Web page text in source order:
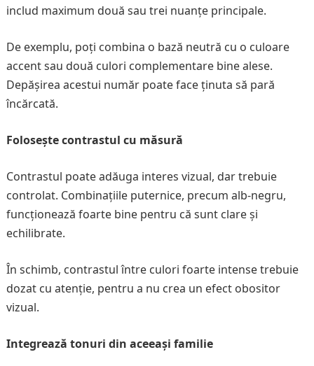
includ maximum două sau trei nuanțe principale.
De exemplu, poți combina o bază neutră cu o culoare
accent sau două culori complementare bine alese.
Depășirea acestui număr poate face ținuta să pară
încărcată.
Folosește contrastul cu măsură
Contrastul poate adăuga interes vizual, dar trebuie
controlat. Combinațiile puternice, precum alb-negru,
funcționează foarte bine pentru că sunt clare și
echilibrate.
În schimb, contrastul între culori foarte intense trebuie
dozat cu atenție, pentru a nu crea un efect obositor
vizual.
Integrează tonuri din aceeași familie